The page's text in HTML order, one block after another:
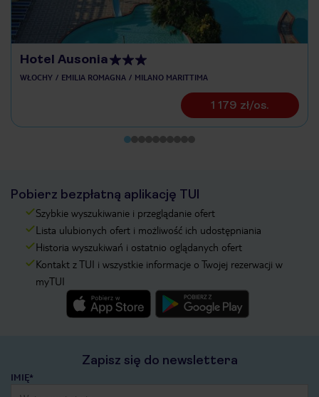
Hotel Ausonia
WŁOCHY EMILIA ROMAGNA MILANO MARITTIMA
1 179 zł/os.
Pobierz bezpłatną aplikację TUI
Szybkie wyszukiwanie i przeglądanie ofert
Lista ulubionych ofert i możliwość ich udostępniania
Historia wyszukiwań i ostatnio oglądanych ofert
Kontakt z TUI i wszystkie informacje o Twojej rezerwacji w
myTUI
Zapisz się do newslettera
IMIĘ*